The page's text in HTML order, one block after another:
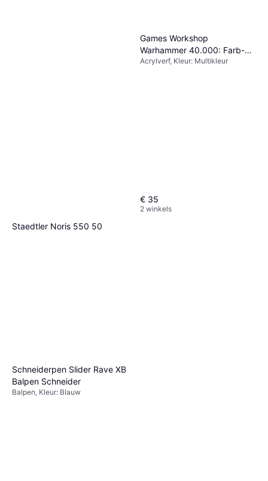
Staedtler Noris 550 50
Games Workshop
Warhammer 40.000: Farb-
und Werkzeugset (60-12)
Acrylverf, Kleur: Multikleur
€ 35
2 winkels
Schneiderpen Slider Rave XB
Balpen Schneider
Balpen, Kleur: Blauw